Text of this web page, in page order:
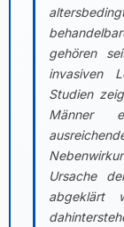
gehören
invasiven
Studien
Männer
Ursache
abgeklärt